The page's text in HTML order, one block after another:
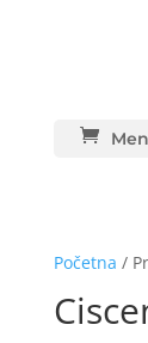
Početna /